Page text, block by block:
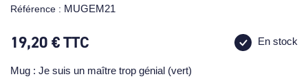
Référence : MUGEM21
19,20 €TTC En stock
Mug : Je suis un maître trop génial (vert)